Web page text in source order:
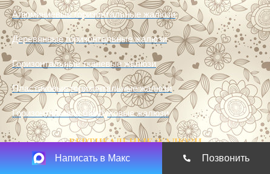
Алюминиевые горизонтальные жалюзи
Деревянные горизонтальные жалюзи
Горизонтальные тканевые жалюзи
Пластиковые горизонтальные жалюзи
Горизонтальные бамбуковые жалюзи
ВЕРТИКАЛЬНЫЕ ЖАЛЮЗИ
Мультифактурные вертикальные жалюзи
Написать в Макс Позвонить